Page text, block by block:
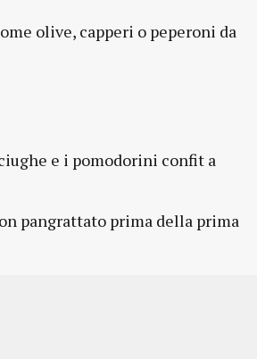
olive, capperi o peperoni da
e i pomodorini confit a
pangrattato prima della prima